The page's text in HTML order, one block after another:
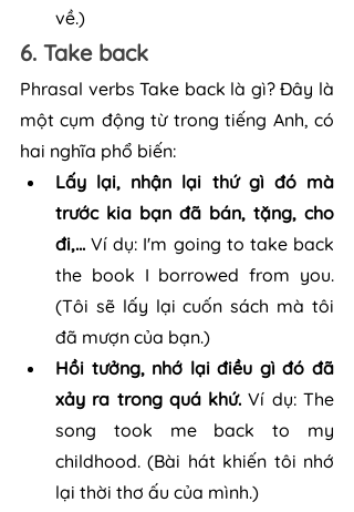
về.)
6. Take back
Phrasal verbs Take back là gì? Đây là
một cụm động từ trong tiếng Anh, có
hai nghĩa phổ biến:
Lấy lại, nhận lại thứ gì đó mà
trước kia bạn đã bán, tặng, cho
đi,... Ví dụ: I'm going to take back
the book I borrowed from you.
(Tôi sẽ lấy lại cuốn sách mà tôi
đã mượn của bạn.)
Hồi tưởng, nhớ lại điều gì đó đã
xảy ra trong quá khứ. Ví dụ: The
song took me back to my
childhood. (Bài hát khiến tôi nhớ
lại thời thơ ấu của mình.)